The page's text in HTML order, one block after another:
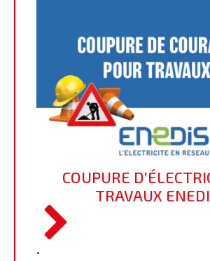
COUPURE
TRAVAUX
•